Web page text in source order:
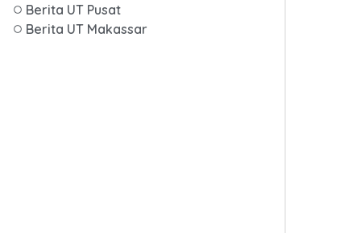
Berita UT Pusat
Berita UT Makassar